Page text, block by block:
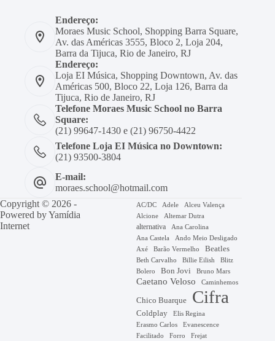
Endereço:
Moraes Music School, Shopping Barra Square,
Av. das Américas 3555, Bloco 2, Loja 204,
Barra da Tijuca, Rio de Janeiro, RJ
Endereço:
Loja EI Música, Shopping Downtown, Av. das
Américas 500, Bloco 22, Loja 126, Barra da
Tijuca, Rio de Janeiro, RJ
Telefone Moraes Music School no Barra
Square:
(21) 99647-1430 e (21) 96750-4422
Telefone Loja EI Música no Downtown:
(21) 93500-3804
E-mail:
moraes.school@hotmail.com
Copyright © 2026 -
Powered byYamídia
Internet
AC/DC Adele
Alceu Valença
Alcione
Altemar Dutra
alternativa
Ana Carolina
Ana Castela
Ando Meio Desligado
Axé Barão Vermelho Beatles
Beth Carvalho Billie Eilish
Blitz
Bolero
Bon Jovi Bruno Mars
Caetano Veloso Caminhemos
Chico Buarque Cifra
Coldplay
Elis Regina
Erasmo Carlos
Evanescence
Facilitado
Forro Frejat